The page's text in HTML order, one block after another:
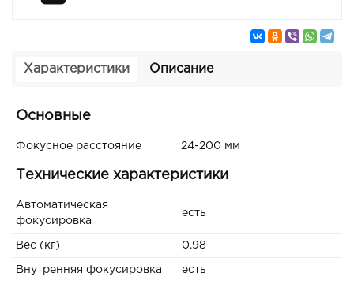
Характеристики Описание
Основные
Фокусное расстояние 24-200 мм
Технические характеристики
Автоматическая
фокусировка
есть
Вес (кг) 0.98
Внутренняя фокусировка есть